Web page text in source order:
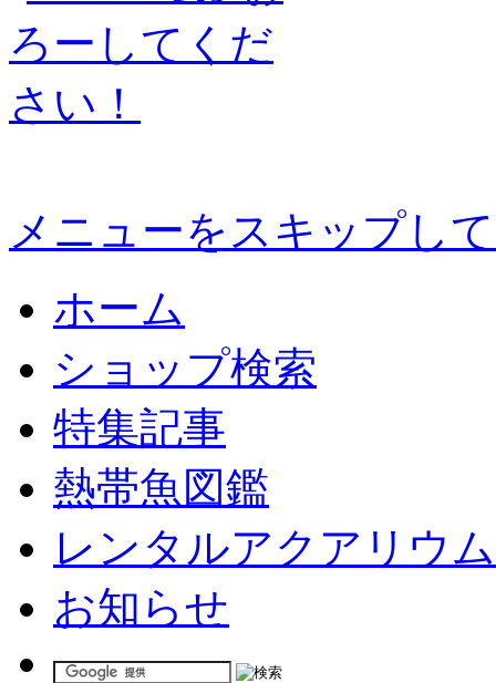
メニューをスキップし
ホーム
ショップ検索
特集記事
熱帯魚図鑑
レンタルアクアリウム
お知らせ